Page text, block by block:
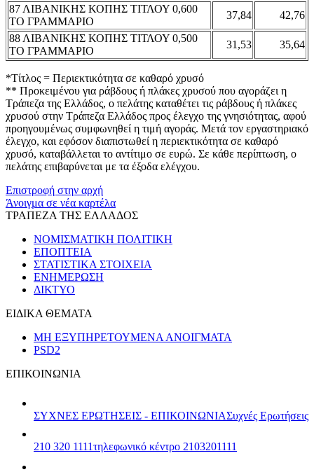
87 ΛΙΒΑΝΙΚΗΣ ΚΟΠΗΣ ΤΙΤΛΟΥ 0,600
ΤΟ ΓΡΑΜΜΑΡΙΟ
37,84
42,76
88 ΛΙΒΑΝΙΚΗΣ ΚΟΠΗΣ ΤΙΤΛΟΥ 0,500
ΤΟ ΓΡΑΜΜΑΡΙΟ
31,53 35,64
*Τίτλος = Περιεκτικότητα σε καθαρό χρυσό
** Προκειμένου για ράβδους ή πλάκες χρυσού που αγοράζει η
Τράπεζα της Ελλάδος, ο πελάτης καταθέτει τις ράβδους ή πλάκες
χρυσού στην Τράπεζα Ελλάδος προς έλεγχο της γνησιότητας, αφού
προηγουμένως συμφωνηθεί η τιμή αγοράς. Μετά τον εργαστηριακό
έλεγχο, και εφόσον διαπιστωθεί η περιεκτικότητα σε καθαρό
χρυσό, καταβάλλεται το αντίτιμο σε ευρώ. Σε κάθε περίπτωση, ο
πελάτης επιβαρύνεται με τα έξοδα ελέγχου.
Επιστροφή στην αρχή
Άνοιγμα σε νέα καρτέλα
ΤΡΑΠΕΖΑ ΤΗΣ ΕΛΛΑΔΟΣ
ΝΟΜΙΣΜΑΤΙΚΗ ΠΟΛΙΤΙΚΗ
ΕΠΟΠΤΕΙΑ
ΣΤΑΤΙΣΤΙΚΑ ΣΤΟΙΧΕΙΑ
ΕΝΗΜΕΡΩΣΗ
ΔΙΚΤΥΟ
ΕΙΔΙΚΑ ΘΕΜΑΤΑ
ΜΗ ΕΞΥΠΗΡΕΤΟΥΜΕΝΑ ΑΝΟΙΓΜΑΤΑ
PSD2
ΕΠΙΚΟΙΝΩΝΙΑ
ΣΥΧΝΕΣ ΕΡΩΤΗΣΕΙΣ - ΕΠΙΚΟΙΝΩΝΙΑΣυχνές Ερωτήσεις
210 320 1111τηλεφωνικό κέντρο 2103201111